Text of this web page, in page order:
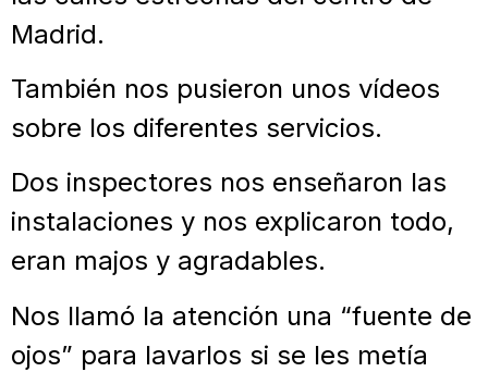
Madrid.
También nos pusieron unos vídeos
sobre los diferentes servicios.
Dos inspectores nos enseñaron las
instalaciones y nos explicaron todo,
eran majos y agradables.
Nos llamó la atención una “fuente de
ojos” para lavarlos si se les metía